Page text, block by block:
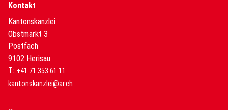
Kontakt
Kantonskanzlei
Obstmarkt 3
Postfach
9102 Herisau
T: +41 71 353 61 11
kantonskanzlei@ar.ch